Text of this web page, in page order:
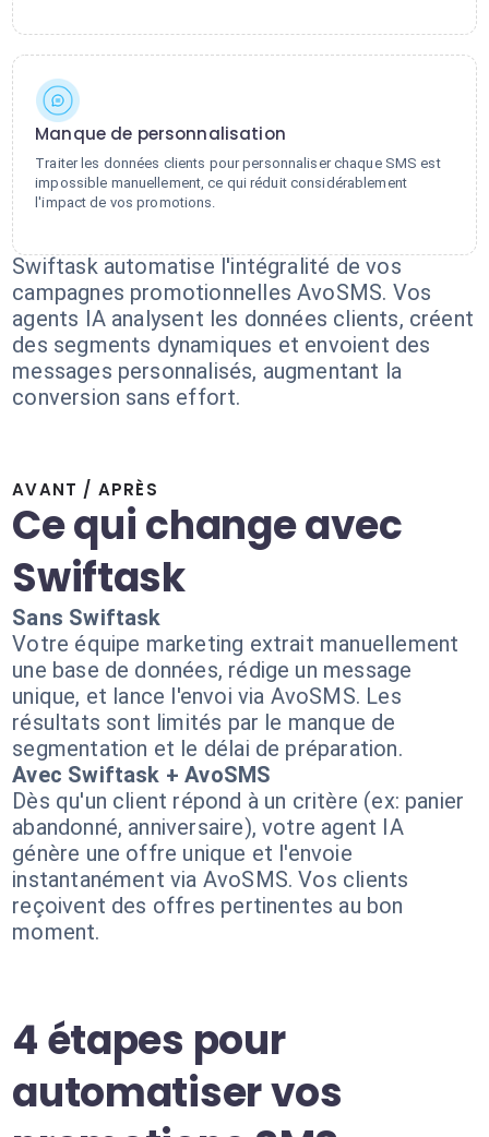
Manque de personnalisation
Traiter les données clients pour personnaliser chaque SMS est
impossible manuellement, ce qui réduit considérablement
l'impact de vos promotions.
Swiftask automatise l'intégralité de vos
campagnes promotionnelles AvoSMS. Vos
agents IA analysent les données clients, créent
des segments dynamiques et envoient des
messages personnalisés, augmentant la
conversion sans effort.
AVANT / APRÈS
Ce qui change avec
Swiftask
Sans Swiftask
Votre équipe marketing extrait manuellement
une base de données, rédige un message
unique, et lance l'envoi via AvoSMS. Les
résultats sont limités par le manque de
segmentation et le délai de préparation.
Avec Swiftask + AvoSMS
Dès qu'un client répond à un critère (ex: panier
abandonné, anniversaire), votre agent IA
génère une offre unique et l'envoie
instantanément via AvoSMS. Vos clients
reçoivent des offres pertinentes au bon
moment.
4 étapes pour
automatiser vos